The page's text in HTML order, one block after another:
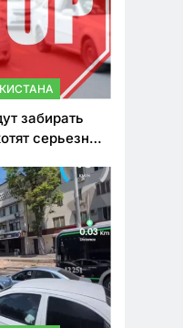
забирать
серьезно